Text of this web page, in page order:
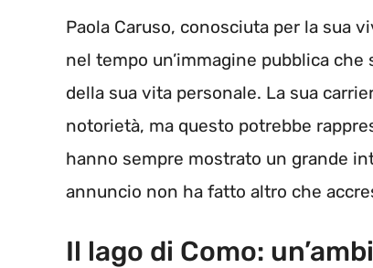
Paola Caruso, conosciuta per la sua
nel tempo un’immagine pubblica
della sua vita personale. La sua
notorietà, ma questo potrebbe
hanno sempre mostrato un grande
annuncio non ha fatto altro che
Il lago di Como: